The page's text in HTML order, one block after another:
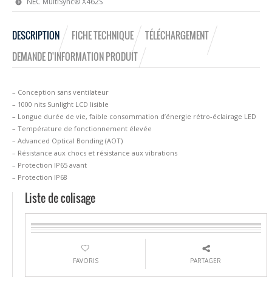
DESCRIPTION FICHE TECHNIQUE
TÉLÉCHARGEMENT
DEMANDE D'INFORMATION PRODUIT
– Conception sans ventilateur
– 1000 nits Sunlight LCD lisible
– Longue durée de vie, faible consommation d’énergie rétro-éclairage LED
– Température de fonctionnement élevée
– Advanced Optical Bonding (AOT)
– Résistance aux chocs et résistance aux vibrations
– Protection IP65 avant
– Protection IP68
Liste de colisage
FAVORIS PARTAGER